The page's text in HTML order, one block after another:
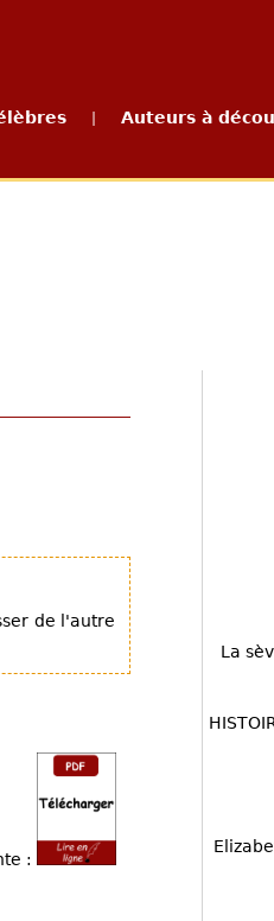
Auteurs à
de l'autre
:
La